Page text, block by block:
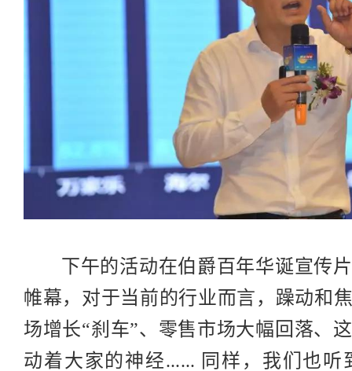
下午的活动在伯爵百年华诞宣传
帷幕，对于当前的行业而言，躁动和
场增长“刹车”、零售市场大幅回落、
动着大家的神经...... 同样，我们也